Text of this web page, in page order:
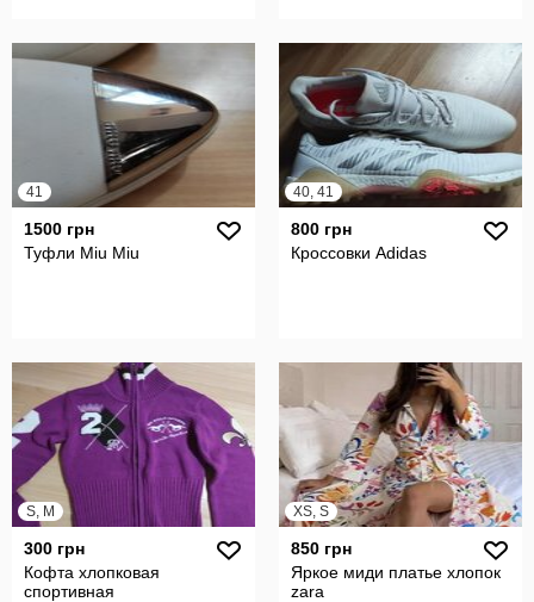
41
1500 грн
Туфли Miu Miu
40, 41
800 грн
Кроссовки Adidas
S, M
300 грн
Кофта хлопковая
спортивная
XS, S
850 грн
Яркое миди платье хлопок
zara